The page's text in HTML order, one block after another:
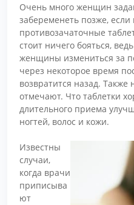
Очень много женщин
забеременеть позже,
противозачаточные
стоит ничего бояться,
женщины измениться за
через некоторое время
возвратится назад.
отмечают. Что таблетки
длительного приема
ногтей, волос и кожи.
Известны
случаи,
когда врачи
приписыва
ют